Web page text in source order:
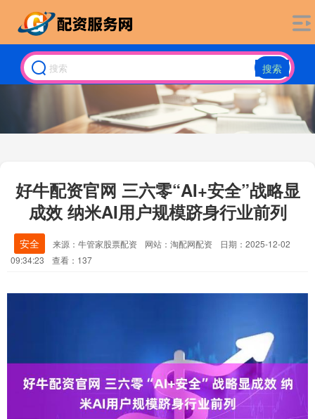
搜索
好牛配资官网 三六零“AI+安全”战略显
成效 纳米AI用户规模跻身行业前列
安全 来源：牛管家股票配资 网站：淘配网配资
日期：2025-12-02
09:34:23
查看：137